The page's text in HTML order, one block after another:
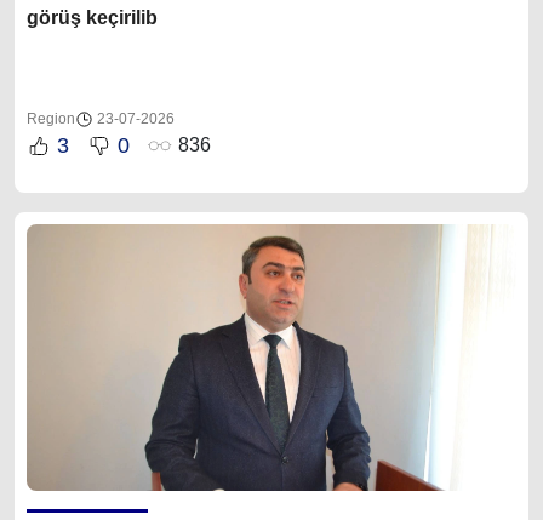
görüş keçirilib
Region 23-07-2026
3 0 836